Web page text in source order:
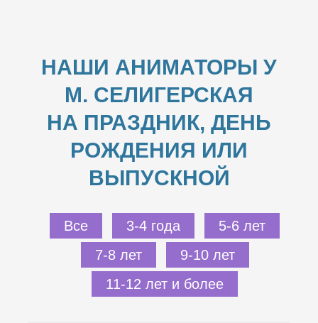
НАШИ АНИМАТОРЫ У
М. СЕЛИГЕРСКАЯ
НА ПРАЗДНИК, ДЕНЬ
РОЖДЕНИЯ ИЛИ
ВЫПУСКНОЙ
Все 3-4 года
5-6 лет
7-8 лет
9-10 лет
11-12 лет и более